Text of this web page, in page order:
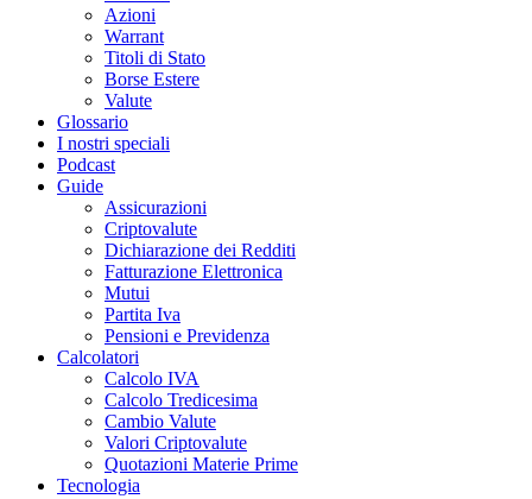
Azioni
Warrant
Titoli di Stato
Borse Estere
Valute
Glossario
I nostri speciali
Podcast
Guide
Assicurazioni
Criptovalute
Dichiarazione dei Redditi
Fatturazione Elettronica
Mutui
Partita Iva
Pensioni e Previdenza
Calcolatori
Calcolo IVA
Calcolo Tredicesima
Cambio Valute
Valori Criptovalute
Quotazioni Materie Prime
Tecnologia